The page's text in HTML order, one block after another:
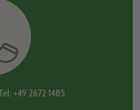
+49 2672 1485